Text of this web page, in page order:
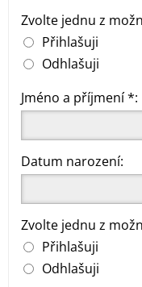
Zvolte jednu z
Přihlašuji
Odhlašuji
Jméno a příjmení *:
Datum narození:
Zvolte jednu z
Přihlašuji
Odhlašuji